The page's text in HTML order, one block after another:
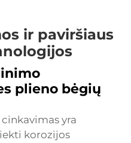
ir paviršiaus
plieno bėgių
yra
korozijos